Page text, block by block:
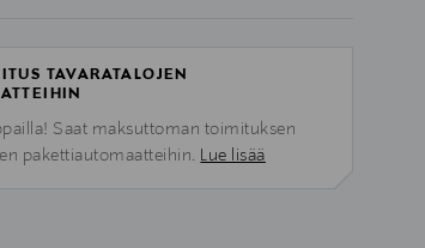
TAVARATALOJEN
Saat maksuttoman toimituksen
pakettiautomaatteihin. Lue lisää